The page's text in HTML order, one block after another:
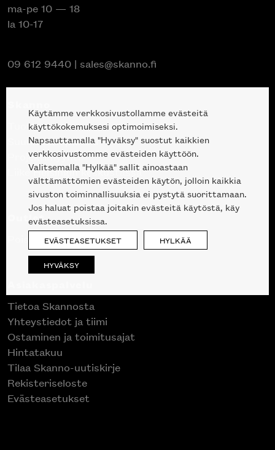
ma-pe 10 — 18
la 10-17
09 612 9440 | sales@skanno.fi
Tuotteet
Suunnittelupalvelu
Projektimyynti
Liike Helsingin keskustassa
Outlet
Poistuvat mallikappaleet
Tietoa Skannosta
Yhteystiedot ja tiimi
Ostaminen ja toimitusajat
Hintatakuu
Tilaa Skanno-uutiskirje
Rekisteriseloste
Evästeasetukset
Käytämme verkkosivustollamme evästeitä
käyttökokemuksesi optimoimiseksi.
Napsauttamalla "Hyväksy" suostut kaikkien
verkkosivustomme evästeiden käyttöön.
Valitsemalla "Hylkää" sallit ainoastaan
välttämättömien evästeiden käytön, jolloin kaikkia
sivuston toiminnallisuuksia ei pystytä suorittamaan.
Jos haluat poistaa joitakin evästeitä käytöstä, käy
evästeasetuksissa.
EVÄSTEASETUKSET HYLKÄÄ
HYVÄKSY